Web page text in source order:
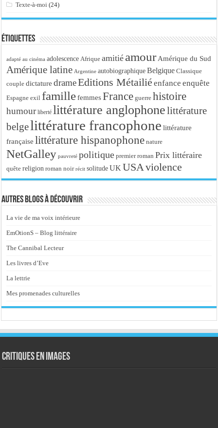
Texte-à-moi (24)
Étiquettes
adapté au cinéma adolescence Afrique amitié amour Amérique du Sud
Amérique latine Argentine autobiographique Belgique Classique
couple dictature drameEditions Métailié enfance enquête
Espagne exil famille femmes France guerre histoire
humour liberté littérature anglophonelittérature
belgelittérature francophone littérature
française littérature hispanophone nature
NetGalley pauvreté politique premier roman Prix littéraire
quête religion roman noir récit solitude UK USA violence
Autres blogs à découvrir
La vie de ma voix intérieure
EmOtionS – Blog littéraire
The Cannibal Lecteur
Les livres d’Eve
La lettrie
Mes promenades culturelles
Critiques en images